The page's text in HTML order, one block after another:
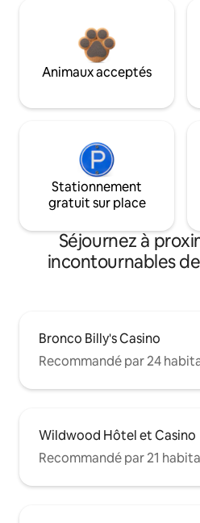
Animaux acceptés
Stationnement
gratuit sur place
Séjournez à
incontournables
Bronco Billy's Casino
Recommandé par 24
Wildwood Hôtel et Casino
Recommandé par 21